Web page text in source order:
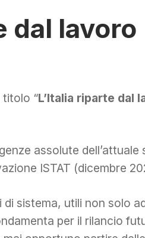
dal lavoro
titolo “L’Italia riparte dal
assolute dell’attuale
ISTAT (dicembre
sistema, utili non solo
per il rilancio